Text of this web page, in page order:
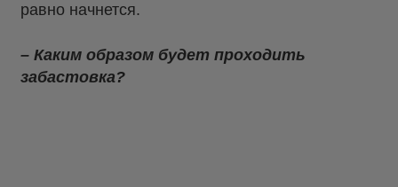
равно начнется.
– Каким образом будет проходить
забастовка?